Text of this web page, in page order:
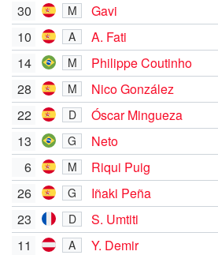
30
M Gavi
10 A A. Fati
14 M Philippe Coutinho
28 M Nico González
22 D Óscar Mingueza
13 G
Neto
6
M
Riqui Puig
26
G
Iñaki Peña
23
D
S. Umtiti
11
A
Y. Demir